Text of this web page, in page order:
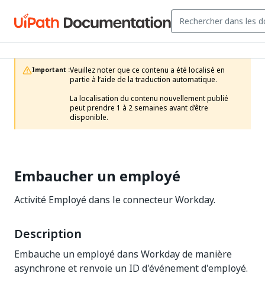
Important :Veuillez noter que ce contenu a été localisé en
partie à l’aide de la traduction automatique.
La localisation du contenu nouvellement publié
peut prendre 1 à 2 semaines avant d’être
disponible.
Embaucher un employé
Activité Employé dans le connecteur Workday.
Description
Embauche un employé dans Workday de manière
asynchrone et renvoie un ID d'événement d'employé.